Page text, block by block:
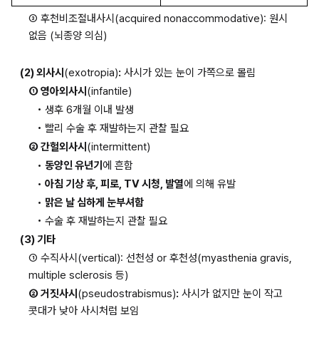
③ 후천비조절내사시(acquired nonaccommodative): 원시
없음 (뇌종양 의심)
(2) 외사시 (exotropia): 사시가 있는 눈이 가쪽으로 몰림
① 영아외사시 (infantile)
• 생후 6개월 이내 발생
• 빨리 수술 후 재발하는지 관찰 필요
② 간헐외사시 (intermittent)
• 동양인 유년기 에 흔함
• 아침 기상 후, 피로, TV 시청, 발열에 의해 유발
• 맑은 날 심하게 눈부셔함
• 수술 후 재발하는지 관찰 필요
(3) 기타
① 수직사시(vertical): 선천성 or 후천성(myasthenia gravis,
multiple sclerosis 등)
② 거짓사시 (pseudostrabismus): 사시가 없지만 눈이 작고
콧대가 낮아 사시처럼 보임